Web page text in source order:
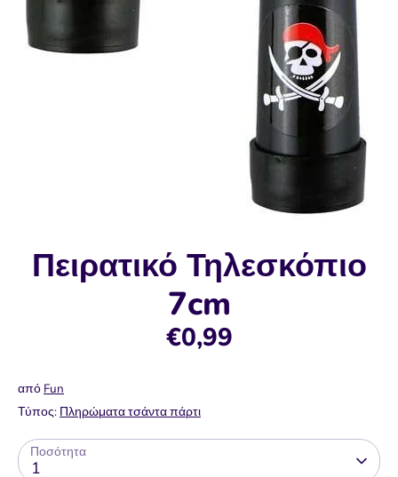
Πειρατικό Τηλεσκόπιο
7cm
€0,99
από Fun
Τύπος: Πληρώματα τσάντα πάρτι
Ποσότητα
1